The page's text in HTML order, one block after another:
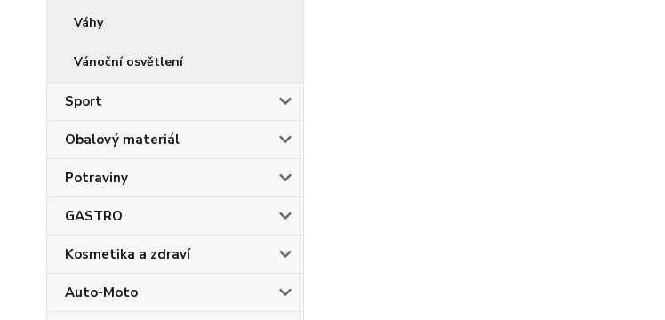
Váhy
Vánoční osvětlení
Sport
Obalový materiál
Potraviny
GASTRO
Kosmetika a zdraví
Auto-Moto